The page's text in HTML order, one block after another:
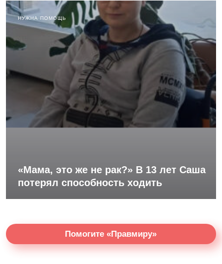
НУЖНА ПОМОЩЬ
«Мама, это же не рак?» В 13 лет Саша
потерял способность ходить
Помогите «Правмиру»